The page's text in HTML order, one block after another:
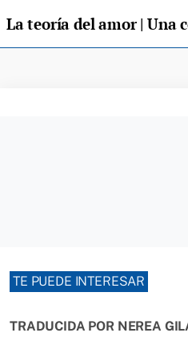
TE PUEDE INTERESAR
TRADUCIDA POR NEREA